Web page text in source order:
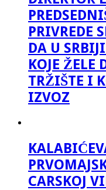
PRIVREDE
DA U
KOJE ŽELE
TRŽIŠTE I
IZVOZ
CARSKOJ